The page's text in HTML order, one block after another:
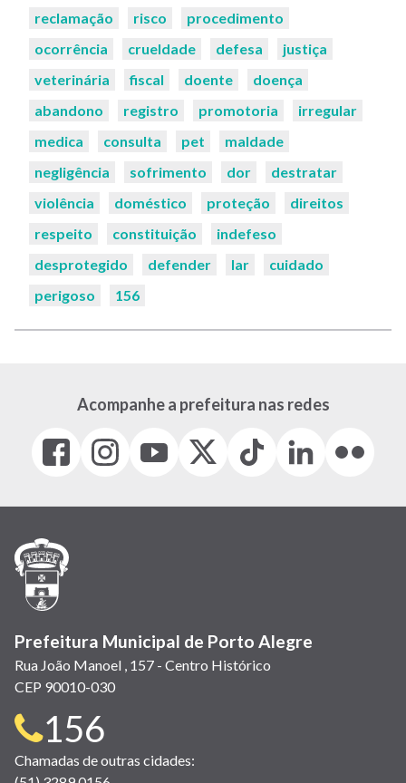
reclamação
risco
procedimento
ocorrência
crueldade defesa
justiça
veterinária
fiscal doente
doença
abandono
registro promotoria
irregular
medica
consulta pet
maldade
negligência
sofrimento dor
destratar
violência
doméstico proteção
direitos
respeito
constituição
indefeso
desprotegido
defender lar
cuidado
perigoso
156
Acompanhe a prefeitura nas redes
Facebook
(link
em
janela)
Instagram
(link
em
(link
em
(Antigo
(link
Tiktok
(link
em
LinkedIn
(link
em
(link
em
Prefeitura Municipal de Porto Alegre
Rua João Manoel , 157 - Centro Histórico
CEP 90010-030
Telefone
para
156
Chamadas de outras cidades: